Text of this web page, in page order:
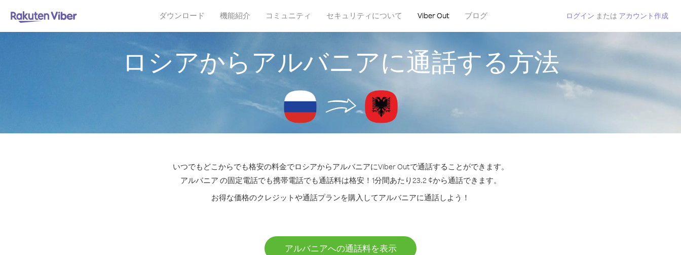
ダウンロード 機能紹介 コミュニティ セキュリティについて Viber Out ブログ ログイン または アカウント作成
ロシアからアルバニアに通話する方法
いつでもどこからでも格安の料金でロシアからアルバニアにViber Outで通話することができます。
アルバニア の固定電話でも携帯電話でも通話料は格安！1分間あたり23.2 ¢から通話できます。
お得な価格のクレジットや通話プランを購入してアルバニアに通話しよう！
アルバニアへの通話料を表示